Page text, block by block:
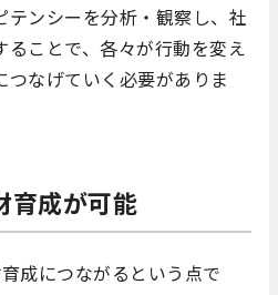
テンシーを分析・観察し、社
ることで、各々が行動を変え
つなげていく必要がありま
育成が可能
成につながるという点で